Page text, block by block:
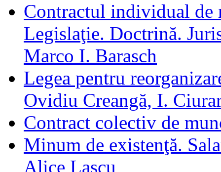
Contractul individual de
Legislaţie. Doctrină.
Marco I. Barasch
Legea pentru
Ovidiu Creangă, I.
Contract colectiv de
Minum de existenţă.
Alice Lascu